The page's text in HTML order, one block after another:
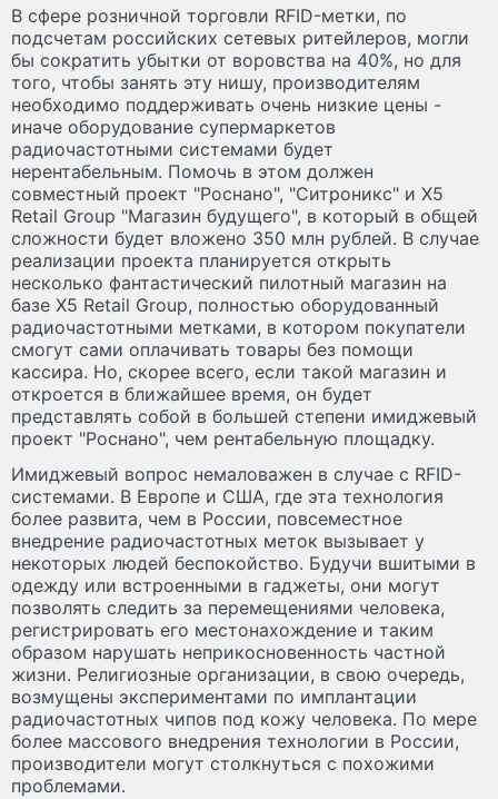
В сфере розничной торговли RFID-метки, по
подсчетам российских сетевых ритейлеров, могли
бы сократить убытки от воровства на 40%, но для
того, чтобы занять эту нишу, производителям
необходимо поддерживать очень низкие цены -
иначе оборудование супермаркетов
радиочастотными системами будет
нерентабельным. Помочь в этом должен
совместный проект "Роснано", "Ситроникс" и X5
Retail Group "Магазин будущего", в который в общей
сложности будет вложено 350 млн рублей. В случае
реализации проекта планируется открыть
несколько фантастический пилотный магазин на
базе X5 Retail Group, полностью оборудованный
радиочастотными метками, в котором покупатели
смогут сами оплачивать товары без помощи
кассира. Но, скорее всего, если такой магазин и
откроется в ближайшее время, он будет
представлять собой в большей степени имиджевый
проект "Роснано", чем рентабельную площадку.
Имиджевый вопрос немаловажен в случае с RFID-
системами. В Европе и США, где эта технология
более развита, чем в России, повсеместное
внедрение радиочастотных меток вызывает у
некоторых людей беспокойство. Будучи вшитыми в
одежду или встроенными в гаджеты, они могут
позволять следить за перемещениями человека,
регистрировать его местонахождение и таким
образом нарушать неприкосновенность частной
жизни. Религиозные организации, в свою очередь,
возмущены экспериментами по имплантации
радиочастотных чипов под кожу человека. По мере
более массового внедрения технологии в России,
производители могут столкнуться с похожими
проблемами.